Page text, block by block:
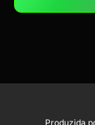
Produzida